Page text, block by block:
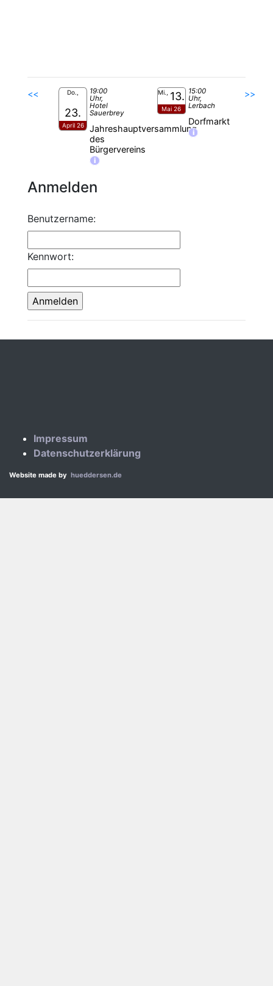
<< Do.,
23.
April 26
19:00
Uhr,
Hotel
Sauerbrey
Jahreshauptversammlung
des
Bürgervereins
i
Mi., 13.
Mai 26
15:00
Uhr,
Lerbach
Dorfmarkt
i
>>
Anmelden
Benutzername:
Kennwort:
Impressum
Datenschutzerklärung
Website made by hueddersen.de